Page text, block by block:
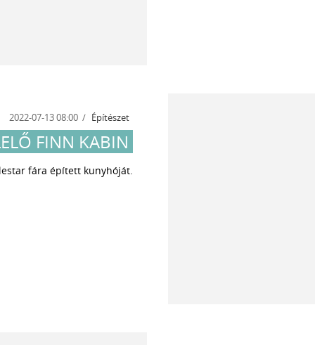
2022-07-13 08:00 Építészet
FINN KABIN
fára épített kunyhóját.